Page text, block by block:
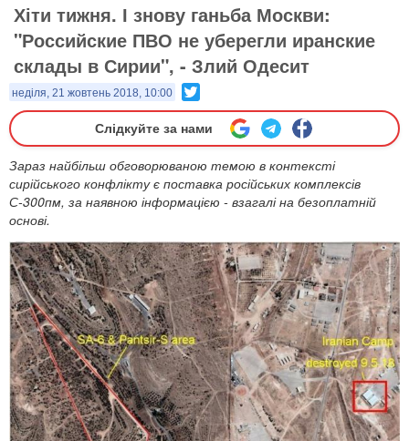
Хіти тижня. І знову ганьба Москви:
"Российские ПВО не уберегли иранские
склады в Сирии", - Злий Одесит
неділя, 21 жовтень 2018, 10:00
Слідкуйте за нами
Зараз найбільш обговорюваною темою в контексті
сирійського конфлікту є поставка російських комплексів
С-300пм, за наявною інформацією - взагалі на безоплатній
основі.